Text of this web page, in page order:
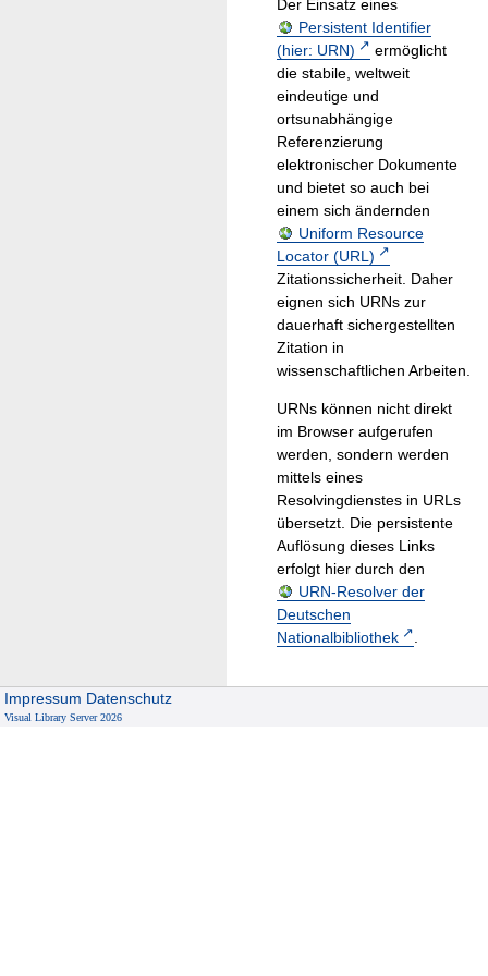
Der Einsatz eines
Persistent Identifier
(hier: URN)
ermöglicht
die stabile, weltweit
eindeutige und
ortsunabhängige
Referenzierung
elektronischer Dokumente
und bietet so auch bei
einem sich ändernden
Uniform Resource
Locator (URL)
Zitationssicherheit. Daher
eignen sich URNs zur
dauerhaft sichergestellten
Zitation in
wissenschaftlichen Arbeiten.
URNs können nicht direkt
im Browser aufgerufen
werden, sondern werden
mittels eines
Resolvingdienstes in URLs
übersetzt. Die persistente
Auflösung dieses Links
erfolgt hier durch den
URN-Resolver der
Deutschen
Nationalbibliothek
.
Impressum Datenschutz
Visual Library Server 2026